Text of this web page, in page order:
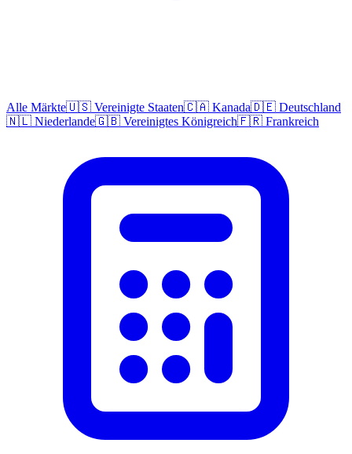
Alle Märkte🇺🇸 Vereinigte Staaten🇨🇦 Kanada🇩🇪 Deutschland
🇳🇱 Niederlande🇬🇧 Vereinigtes Königreich🇫🇷 Frankreich